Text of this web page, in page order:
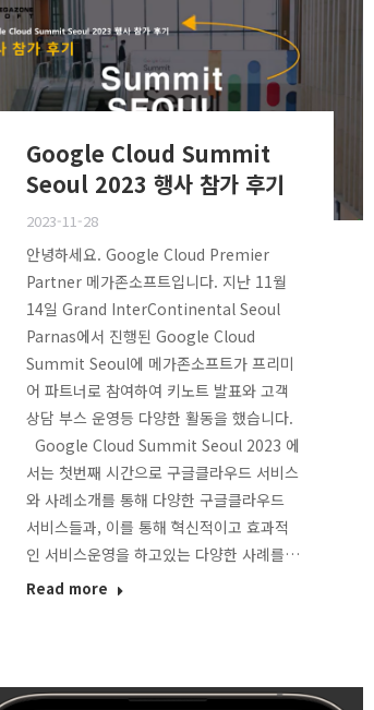
Google Cloud Summit
Seoul 2023 행사 참가 후기
2023-11-28
안녕하세요. Google Cloud Premier
Partner 메가존소프트입니다. 지난 11월
14일 Grand InterContinental Seoul
Parnas에서 진행된 Google Cloud
Summit Seoul에 메가존소프트가 프리미
어 파트너로 참여하여 키노트 발표와 고객
상담 부스 운영등 다양한 활동을 했습니다.
Google Cloud Summit Seoul 2023 에
서는 첫번째 시간으로 구글클라우드 서비스
와 사례소개를 통해 다양한 구글클라우드
서비스들과, 이를 통해 혁신적이고 효과적
인 서비스운영을 하고있는 다양한 사례를…
Read more